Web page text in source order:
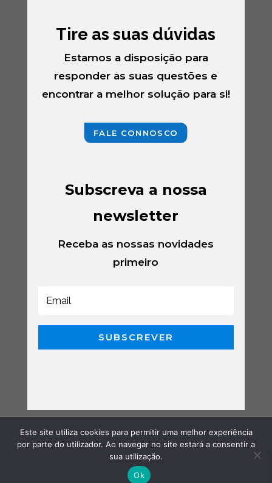
Tire as suas dúvidas
Estamos a disposição para
responder as suas questões e
encontrar a melhor solução para si!
FALE CONNOSCO
Subscreva a nossa
newsletter
Receba as nossas novidades
primeiro
SUBSCREVER
Este site utiliza cookies para permitir uma melhor experiência
por parte do utilizador. Ao navegar no site estará a consentir a
sua utilização.
Ok